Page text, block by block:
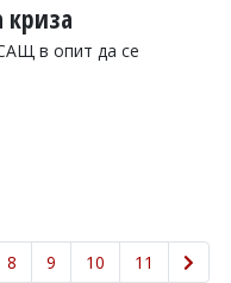
криза
в опит да се
8 9 10 11